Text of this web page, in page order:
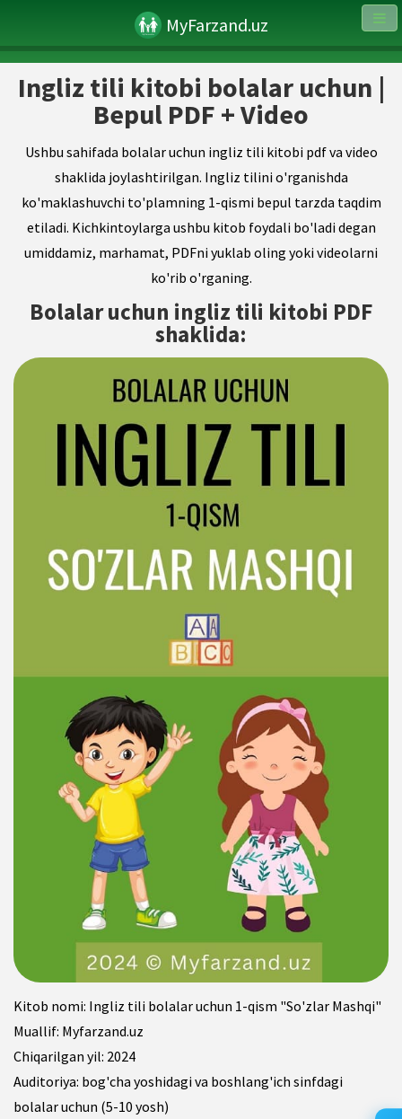
MyFarzand.uz
Ingliz tili kitobi bolalar uchun |
Bepul PDF + Video
Ushbu sahifada bolalar uchun ingliz tili kitobi pdf va video
shaklida joylashtirilgan. Ingliz tilini o'rganishda
ko'maklashuvchi to'plamning 1-qismi bepul tarzda taqdim
etiladi. Kichkintoylarga ushbu kitob foydali bo'ladi degan
umiddamiz, marhamat, PDFni yuklab oling yoki videolarni
ko'rib o'rganing.
Bolalar uchun ingliz tili kitobi PDF
shaklida:
Kitob nomi: Ingliz tili bolalar uchun 1-qism "So'zlar Mashqi"
Muallif: Myfarzand.uz
Chiqarilgan yil: 2024
Auditoriya: bog'cha yoshidagi va boshlang'ich sinfdagi
bolalar uchun (5-10 yosh)